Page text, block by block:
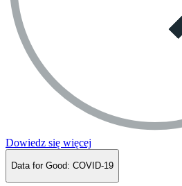
Dowiedz się więcej
Data for Good: COVID-19